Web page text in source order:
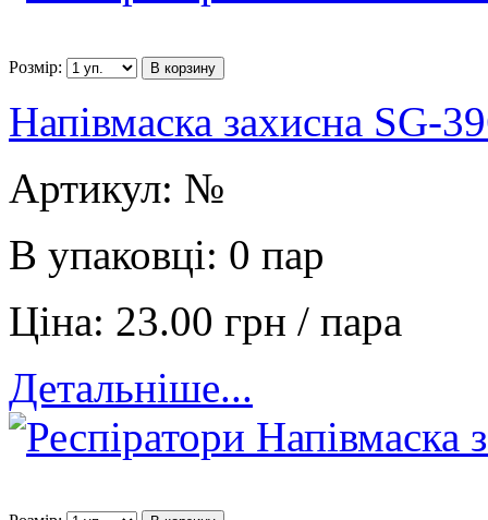
Розмір: В корзину
Напівмаска захисна SG-
Артикул: №
В упаковці: 0 пар
Ціна: 23.00 грн / пара
Детальніше...